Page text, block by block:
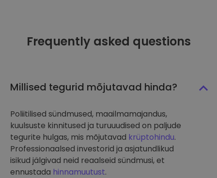
Frequently asked questions
Millised tegurid mõjutavad hinda?
Poliitilised sündmused, maailmamajandus,
kuulsuste kinnitused ja turuuudised on paljude
tegurite hulgas, mis mõjutavad krüptohindu.
Professionaalsed investorid ja asjatundlikud
isikud jälgivad neid reaalseid sündmusi, et
ennustada hinnamuutust.